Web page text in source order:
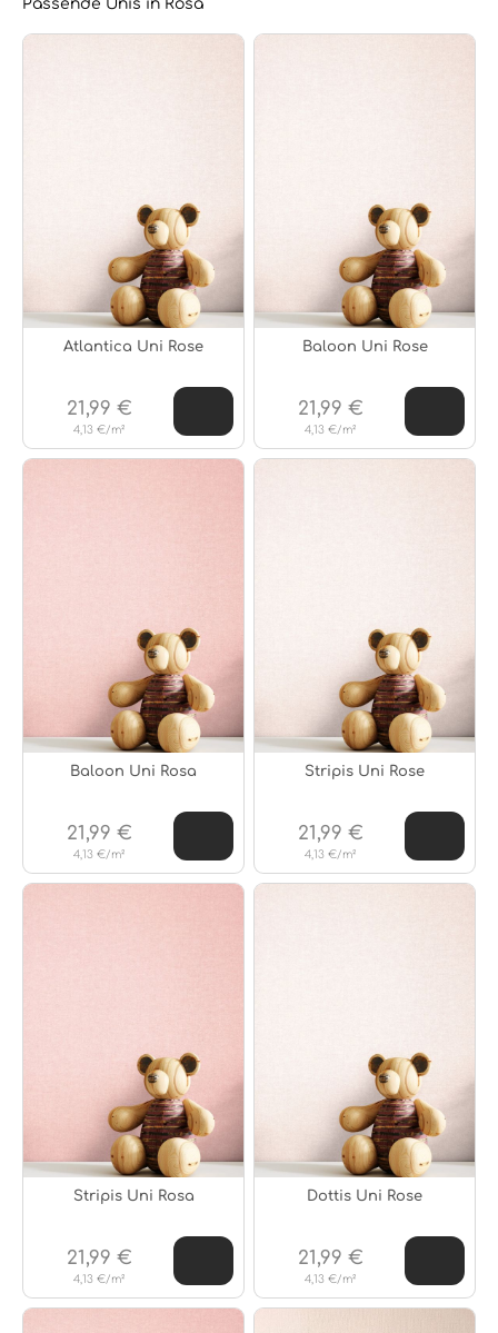
Passende Unis in Rosa
Atlantica Uni Rose
4,13 €/m²
21,99 €
Baloon Uni Rose
4,13 €/m²
21,99 €
Baloon Uni Rosa
4,13 €/m²
21,99 €
Stripis Uni Rose
4,13 €/m²
21,99 €
Stripis Uni Rosa
4,13 €/m²
21,99 €
Dottis Uni Rose
4,13 €/m²
21,99 €